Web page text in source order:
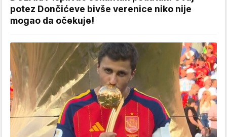
potez Dončićeve bivše verenice niko nije
mogao da očekuje!